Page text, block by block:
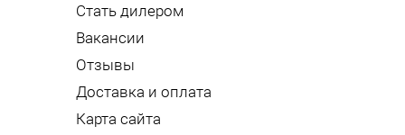
Стать дилером
Вакансии
Отзывы
Доставка и оплата
Карта сайта